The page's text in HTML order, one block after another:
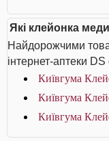
Які клейонка
Найдорожчими
інтернет-аптеки DS
Київгума
Київгума
Київгума